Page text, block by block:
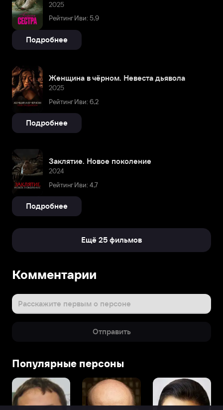
2025
Рейтинг Иви: 5,9
Подробнее
Женщина в чёрном. Невеста дьявола
2025
Рейтинг Иви: 6,2
Подробнее
Заклятие. Новое поколение
2024
Рейтинг Иви: 4,7
Подробнее
Ещё 25 фильмов
Комментарии
Расскажите первым о персоне
Отправить
Популярные персоны